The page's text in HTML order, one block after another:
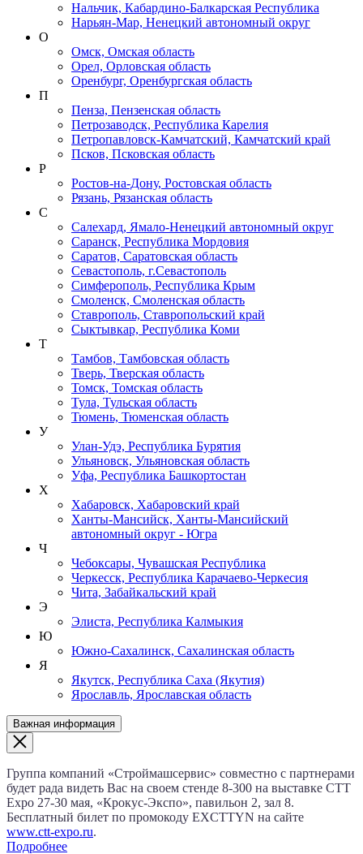
Нальчик, Кабардино-Балкарская Республика
Нарьян-Мар, Ненецкий автономный округ
О
Омск, Омская область
Орел, Орловская область
Оренбург, Оренбургская область
П
Пенза, Пензенская область
Петрозаводск, Республика Карелия
Петропавловск-Камчатский, Камчатский край
Псков, Псковская область
Р
Ростов-на-Дону, Ростовская область
Рязань, Рязанская область
С
Салехард, Ямало-Ненецкий автономный округ
Саранск, Республика Мордовия
Саратов, Саратовская область
Севастополь, г.Севастополь
Симферополь, Республика Крым
Смоленск, Смоленская область
Ставрополь, Ставропольский край
Сыктывкар, Республика Коми
Т
Тамбов, Тамбовская область
Тверь, Тверская область
Томск, Томская область
Тула, Тульская область
Тюмень, Тюменская область
У
Улан-Удэ, Республика Бурятия
Ульяновск, Ульяновская область
Уфа, Республика Башкортостан
Х
Хабаровск, Хабаровский край
Ханты-Мансийск, Ханты-Мансийский
автономный округ - Югра
Ч
Чебоксары, Чувашская Республика
Черкесск, Республика Карачаево-Черкесия
Чита, Забайкальский край
Э
Элиста, Республика Калмыкия
Ю
Южно-Сахалинск, Сахалинская область
Я
Якутск, Республика Саха (Якутия)
Ярославль, Ярославская область
Важная информация
Группа компаний «Строймашсервис» совместно с партнерами
будет рада видеть Вас на своем стенде 8‑300 на выставке CTT
Expo 27‑30 мая, «Крокус‑Экспо», павильон 2, зал 8.
Бесплатный билет по промокоду EXCTTYN на сайте
www.сtt-expo.ru.
Подробнее